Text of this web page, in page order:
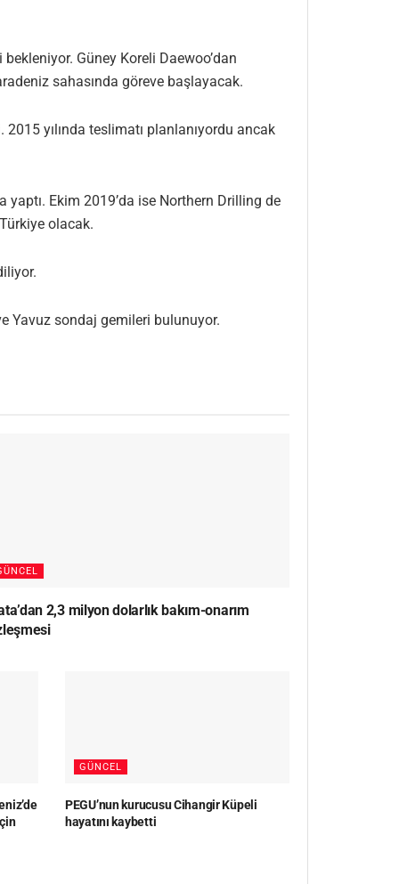
Güney Koreli Daewoo’dan
sahasında göreve başlayacak.
yılında teslimatı planlanıyordu ancak
Ekim 2019’da ise Northern Drilling de
olacak.
Yavuz sondaj gemileri bulunuyor.
2,3 milyon dolarlık bakım-onarım
GÜNCEL
PEGU’nun kurucusu Cihangir Küpeli
hayatını kaybetti